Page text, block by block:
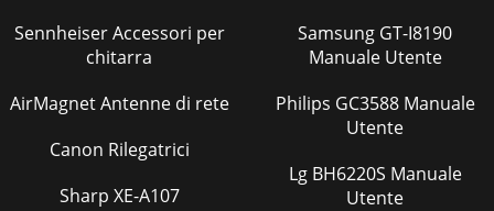
Sennheiser Accessori per
chitarra
AirMagnet Antenne di rete
Canon Rilegatrici
Sharp XE-A107
Samsung GT-I8190
Manuale Utente
Philips GC3588 Manuale
Utente
Lg BH6220S Manuale
Utente